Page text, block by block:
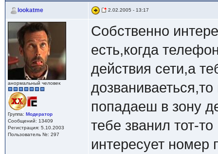
lookatme 2.02.2005 - 13:17
анормальный человек
Группа: Модератор
Сообщений: 13409
Регистрация: 5.10.2003
Пользователь №: 297
Собственно
есть,когда
действия сети,а
попадаеш в зону
тебе званил тот-
интересует номер